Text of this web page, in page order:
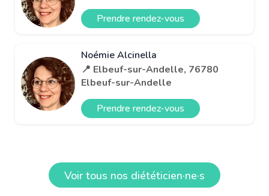
Prendre rendez-vous
Noémie Alcinella
📍 Elbeuf-sur-Andelle, 76780
Elbeuf-sur-Andelle
Prendre rendez-vous
Voir tous nos diététicien·ne·s